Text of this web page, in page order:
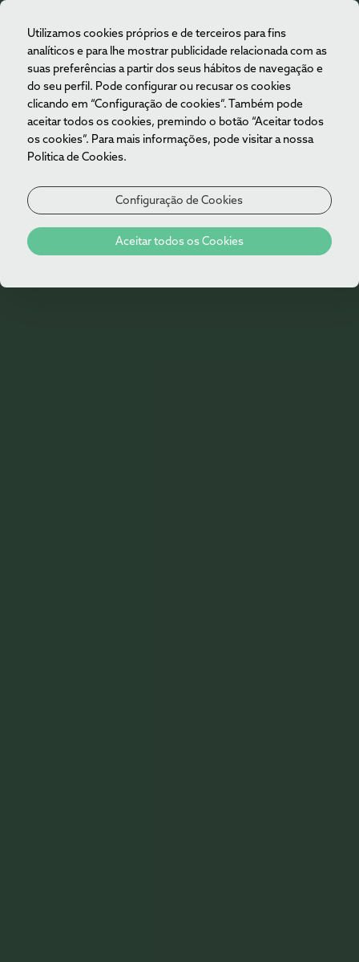
Utilizamos cookies próprios e de terceiros para fins
analíticos e para lhe mostrar publicidade relacionada com as
suas preferências a partir dos seus hábitos de navegação e
do seu perfil. Pode configurar ou recusar os cookies
clicando em “Configuração de cookies”. Também pode
aceitar todos os cookies, premindo o botão “Aceitar todos
os cookies”. Para mais informações, pode visitar a nossa
Politica de Cookies.
Configuração de Cookies
Aceitar todos os Cookies